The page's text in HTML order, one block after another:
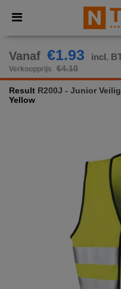
× Ntextil-app
Betere prijzen in de
Vanaf €1.93 incl.
Verkoopprijs €4.10
Result R200J - Junior
Yellow